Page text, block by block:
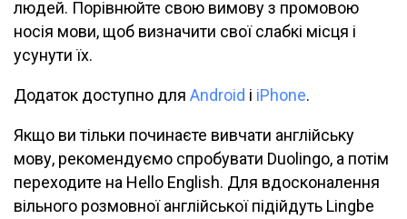
людей. Порівнюйте свою вимову з промовою
носія мови, щоб визначити свої слабкі місця і
усунути їх.
Додаток доступно для Android і iPhone.
Якщо ви тільки починаєте вивчати англійську
мову, рекомендуємо спробувати Duolingo, а потім
переходите на Hello English. Для вдосконалення
вільного розмовної англійської підійдуть Lingbe